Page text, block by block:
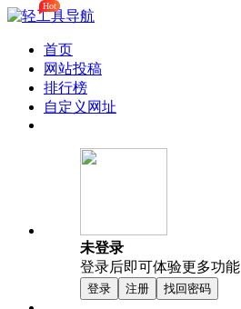
首页
网站投稿
排行榜
Hot
自定义网址
未登录
登录后即可体验更多功能
登录 注册 找回密码